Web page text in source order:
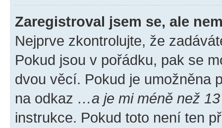
Zaregistroval jsem se, ale
Nejprve zkontrolujte, že
Pokud jsou v pořádku, pak se
dvou věcí. Pokud je umožněna
na odkaz …a je mi méně než
instrukce. Pokud toto není ten